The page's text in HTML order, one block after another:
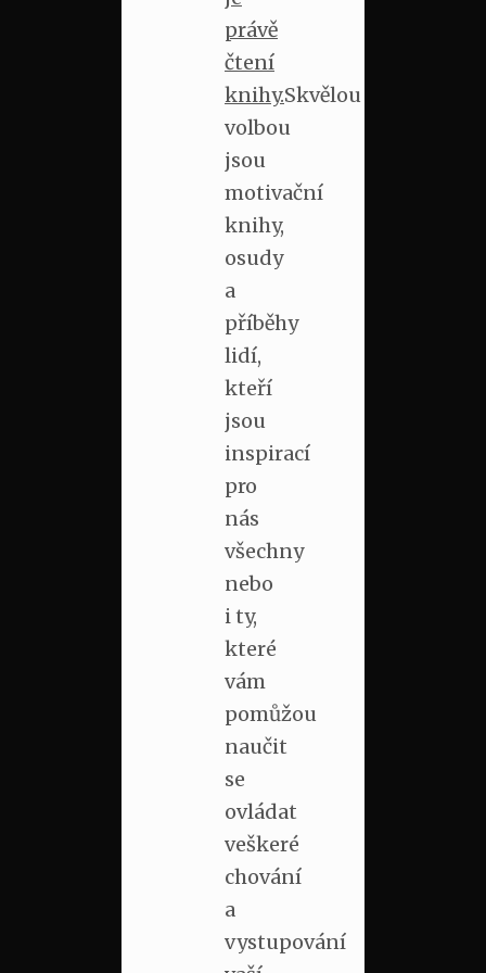
právě
čtení
knihy.Skvělou
volbou
jsou
motivační
knihy,
osudy
a
příběhy
lidí,
kteří
jsou
inspirací
pro
nás
všechny
nebo
i ty,
které
vám
pomůžou
naučit
se
ovládat
veškeré
chování
a
vystupování